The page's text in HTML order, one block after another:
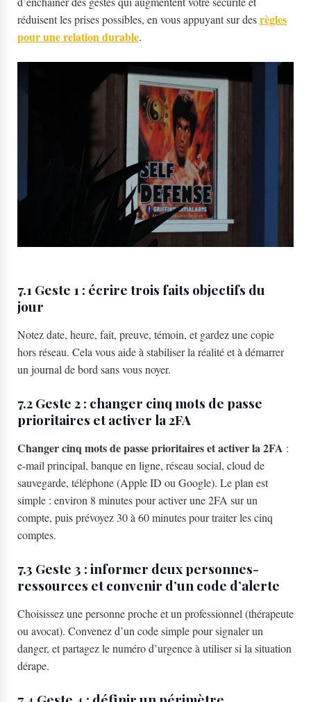
réduisent les prises possibles, en vous appuyant sur desrègles
pour une relation durable.
7.1 Geste 1 : écrire trois faits objectifs du
jour
Notez date, heure, fait, preuve, témoin, et gardez une copie
hors réseau. Cela vous aide à stabiliser la réalité et à démarrer
un journal de bord sans vous noyer.
7.2 Geste 2 : changer cinq mots de passe
prioritaires et activer la 2FA
Changer cinq mots de passe prioritaires et activer la 2FA :
e-mail principal, banque en ligne, réseau social, cloud de
sauvegarde, téléphone (Apple ID ou Google). Le plan est
simple : environ 8 minutes pour activer une 2FA sur un
compte, puis prévoyez 30 à 60 minutes pour traiter les cinq
comptes.
7.3 Geste 3 : informer deux personnes-
ressources et convenir d’un code d’alerte
Choisissez une personne proche et un professionnel (thérapeute
ou avocat). Convenez d’un code simple pour signaler un
danger, et partagez le numéro d’urgence à utiliser si la situation
dérape.